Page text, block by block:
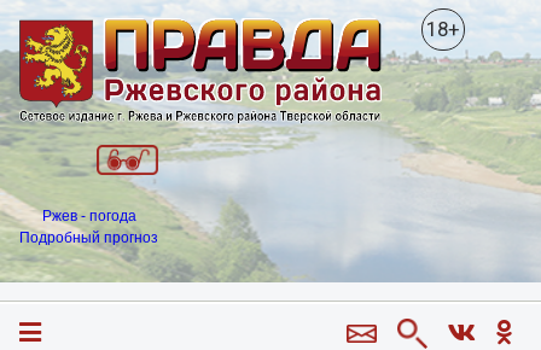
18+
Ржев - погода
Подробный прогноз